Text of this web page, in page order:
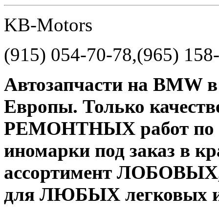
KB-Motors
(915) 054-70-78,(965)
Автозапчасти на BMW
Европы. Только
РЕМОНТНЫХ работ
иномарки под заказ в
ассортимент ЛОБОВЫХ,
для ЛЮБЫХ легковых